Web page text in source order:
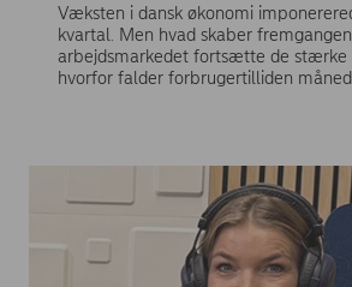
Væksten i dansk økonomi
kvartal. Men hvad skaber
arbejdsmarkedet fortsætte de stærke
hvorfor falder forbrugertilliden